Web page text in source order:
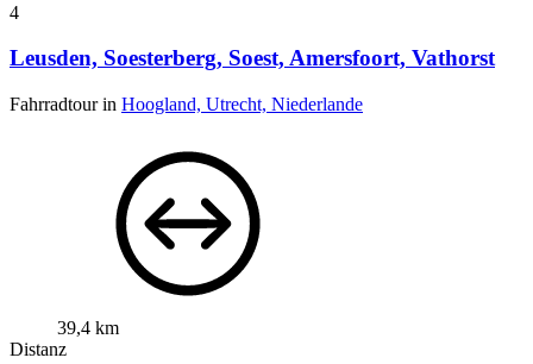
4
Leusden, Soesterberg, Soest, Amersfoort, Vathorst
Fahrradtour in Hoogland, Utrecht, Niederlande
39,4 km
Distanz